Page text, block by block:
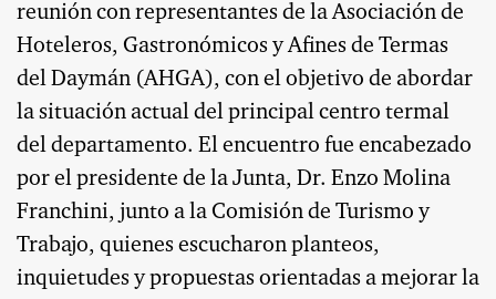
reunión con representantes de la Asociación de
Hoteleros, Gastronómicos y Afines de Termas
del Daymán (AHGA), con el objetivo de abordar
la situación actual del principal centro termal
del departamento. El encuentro fue encabezado
por el presidente de la Junta, Dr. Enzo Molina
Franchini, junto a la Comisión de Turismo y
Trabajo, quienes escucharon planteos,
inquietudes y propuestas orientadas a mejorar la